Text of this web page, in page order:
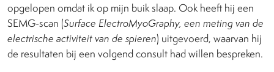
opgelopen omdat ik op mijn buik slaap. Ook heeft hij een
SEMG-scan (Surface ElectroMyoGraphy, een meting van de
electrische activiteit van de spieren) uitgevoerd, waarvan hij
de resultaten bij een volgend consult had willen bespreken.